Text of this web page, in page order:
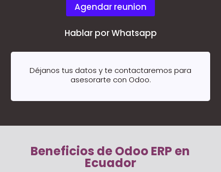
Agendar reunion
Hablar por Whatsapp
Déjanos tus datos y te contactaremos para
asesorarte con Odoo.
Beneficios de Odoo ERP en
Ecuador